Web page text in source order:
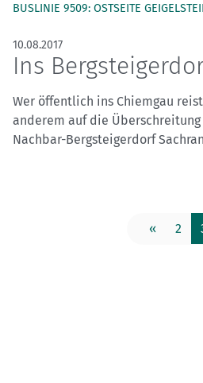
BUSLINIE 9509: OSTSEITE
10.08.2017
Ins
Wer öffentlich ins Chiemgau
anderem auf die
Nachbar-Bergsteigerdorf
« 2